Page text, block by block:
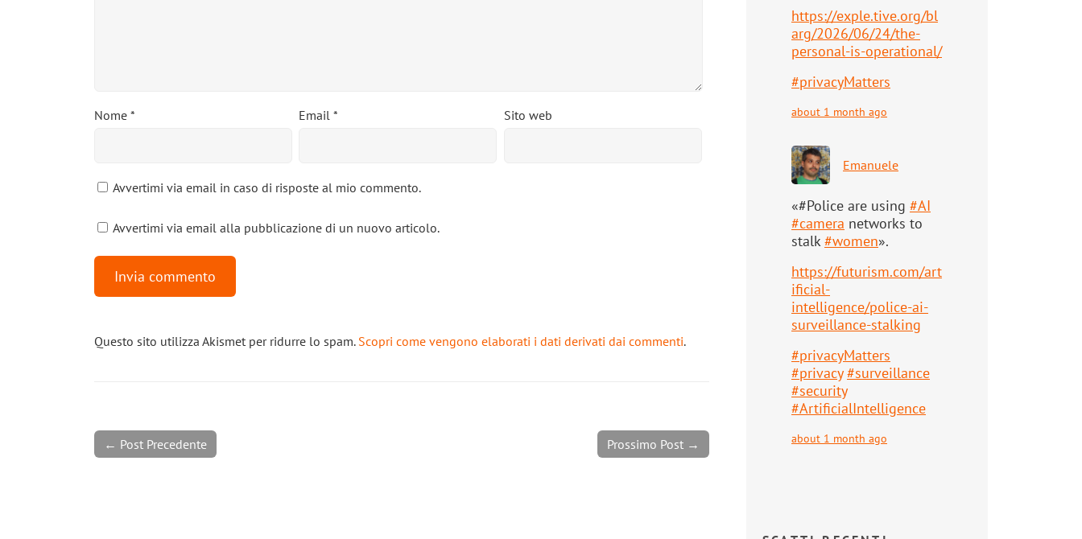
Nome * Email* Sito web
Avvertimi via email in caso di risposte al mio commento.
Avvertimi via email alla pubblicazione di un nuovo articolo.
Questo sito utilizza Akismet per ridurre lo spam. Scopri come vengono elaborati i dati derivati dai commenti.
Prossimo Post →
← Post Precedente
https://exple.tive.org/bl
arg/2026/06/24/the-
personal-is-operational/
#privacyMatters
about 1 month ago
Emanuele
«#Police are using #AI
#camera networks to
stalk#women».
https://futurism.com/art
ificial-
intelligence/police-ai-
surveillance-stalking
#privacyMatters
#privacy #surveillance
#security
#ArtificialIntelligence
about 1 month ago